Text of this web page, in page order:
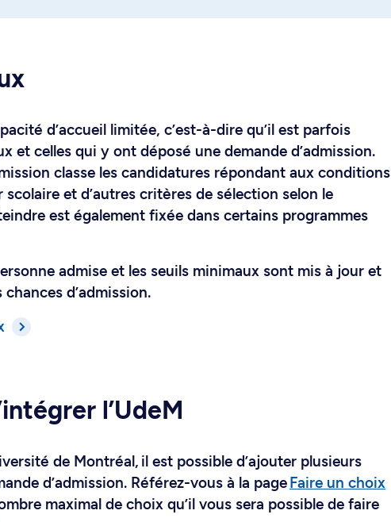
d’accueil limitée, c’est-à-dire qu’il est parfois
et celles qui y ont déposé une demande d’admission.
classe les candidatures répondant aux conditions
scolaire et d’autres critères de sélection selon le
est également fixée dans certains programmes
admise et les seuils minimaux sont mis à jour et
d’admission.
l’UdeM
de Montréal, il est possible d’ajouter plusieurs
d’admission. Référez-vous à la pageFaire un choix
maximal de choix qu’il vous sera possible de faire